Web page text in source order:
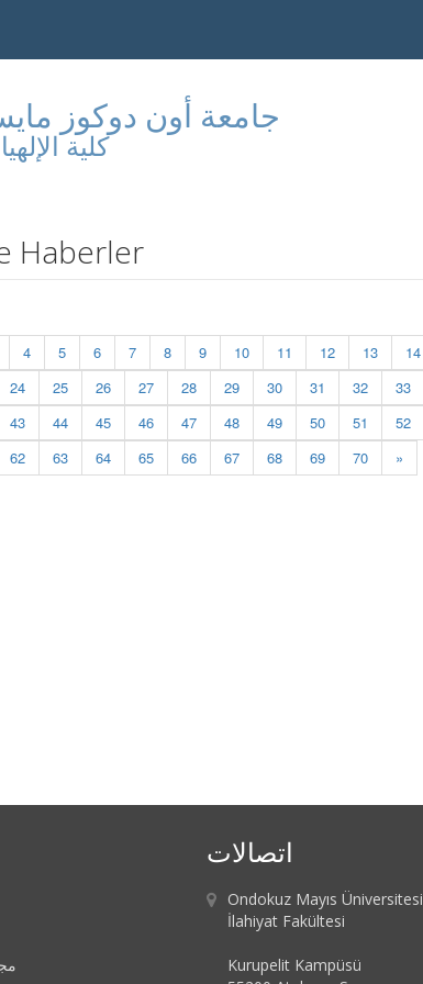
جامعة أون دوكوز
كلية
Haberler
4 5 6 7 8 9 10 11 12 13 14
24 25 26 27 28 29 30 31 32 33
43 44 45 46 47 48 49 50 51 52
62 63 64 65 66 67 68 69 70 »
اتصالات
Ondokuz Mayıs Üniversitesi
İlahiyat Fakültesi
Kurupelit Kampüsü